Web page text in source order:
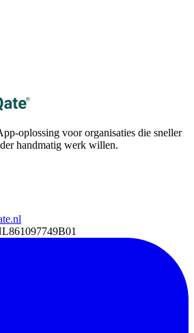
oplossing voor organisaties die sneller
handmatig werk willen.